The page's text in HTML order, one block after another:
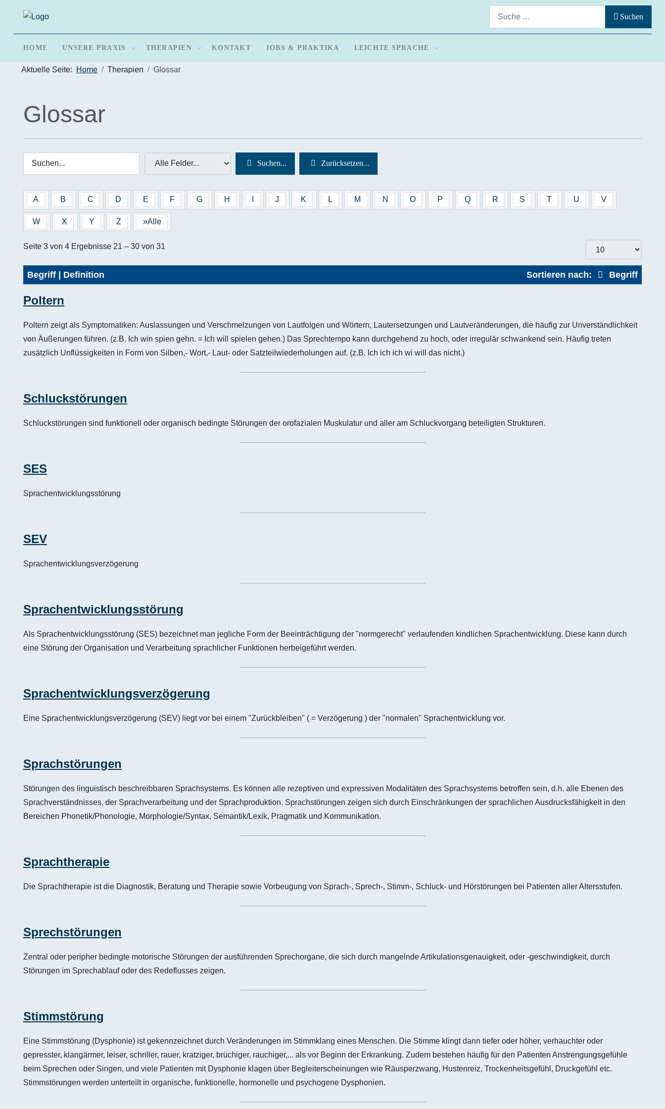
Suchen
HOME UNSERE PRAXIS THERAPIEN KONTAKT JOBS & PRAKTIKA LEICHTE SPRACHE
Aktuelle Seite: Home Therapien Glossar
Glossar
Suchen... Zurücksetzen...
A B C D E F G H J K L M N O P Q R S T U V
W X Y Z »Alle
Seite 3 von 4 Ergebnisse 21 – 30 von 31
Begriff | Definition Sortieren nach: Begriff
Poltern
Poltern zeigt als Symptomatiken: Auslassungen und Verschmelzungen von Lautfolgen und Wörtern, Lautersetzungen und Lautveränderungen, die häufig zur Unverständlichkeit
von Äußerungen führen. (z.B. Ich win spien gehn. = Ich will spielen gehen.) Das Sprechtempo kann durchgehend zu hoch, oder irregulär schwankend sein. Häufig treten
zusätzlich Unflüssigkeiten in Form von Silben,- Wort,- Laut- oder Satzteilwiederholungen auf. (z.B. Ich ich ich wi will das nicht.)
Schluckstörungen
Schluckstörungen sind funktionell oder organisch bedingte Störungen der orofazialen Muskulatur und aller am Schluckvorgang beteiligten Strukturen.
SES
Sprachentwicklungsstörung
SEV
Sprachentwicklungsverzögerung
Sprachentwicklungsstörung
Als Sprachentwicklungsstörung (SES) bezeichnet man jegliche Form der Beeinträchtigung der "normgerecht" verlaufenden kindlichen Sprachentwicklung. Diese kann durch
eine Störung der Organisation und Verarbeitung sprachlicher Funktionen herbeigeführt werden.
Sprachentwicklungsverzögerung
Eine Sprachentwicklungsverzögerung (SEV) liegt vor bei einem "Zurückbleiben" ( = Verzögerung ) der "normalen" Sprachentwicklung vor.
Sprachstörungen
Störungen des linguistisch beschreibbaren Sprachsystems. Es können alle rezeptiven und expressiven Modalitäten des Sprachsystems betroffen sein, d.h. alle Ebenen des
Sprachverständnisses, der Sprachverarbeitung und der Sprachproduktion. Sprachstörungen zeigen sich durch Einschränkungen der sprachlichen Ausdrucksfähigkeit in den
Bereichen Phonetik/Phonologie, Morphologie/Syntax, Semantik/Lexik, Pragmatik und Kommunikation.
Sprachtherapie
Die Sprachtherapie ist die Diagnostik, Beratung und Therapie sowie Vorbeugung von Sprach-, Sprech-, Stimm-, Schluck- und Hörstörungen bei Patienten aller Altersstufen.
Sprechstörungen
Zentral oder peripher bedingte motorische Störungen der ausführenden Sprechorgane, die sich durch mangelnde Artikulationsgenauigkeit, oder -geschwindigkeit, durch
Störungen im Sprechablauf oder des Redeflusses zeigen.
Stimmstörung
Eine Stimmstörung (Dysphonie) ist gekennzeichnet durch Veränderungen im Stimmklang eines Menschen. Die Stimme klingt dann tiefer oder höher, verhauchter oder
gepresster, klangärmer, leiser, schriller, rauer, kratziger, brüchiger, rauchiger,... als vor Beginn der Erkrankung. Zudem bestehen häufig für den Patienten Anstrengungsgefühle
beim Sprechen oder Singen, und viele Patienten mit Dysphonie klagen über Begleiterscheinungen wie Räusperzwang, Hustenreiz, Trockenheitsgefühl, Druckgefühl etc.
Stimmstörungen werden unterteilt in organische, funktionelle, hormonelle und psychogene Dysphonien.